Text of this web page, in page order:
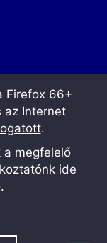
Firefox 66+
az Internet
.
a megfelelő
ide
.